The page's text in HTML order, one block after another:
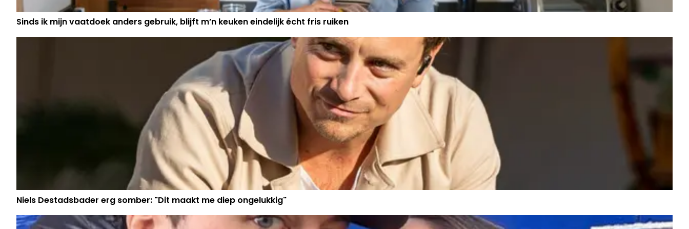
Sinds ik mijn vaatdoek anders gebruik, blijft m’n keuken eindelijk écht fris ruiken
Niels Destadsbader erg somber: "Dit maakt me diep ongelukkig"